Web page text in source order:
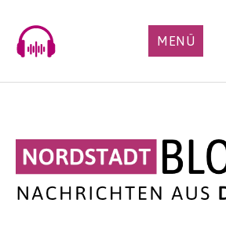
content
MENÜ